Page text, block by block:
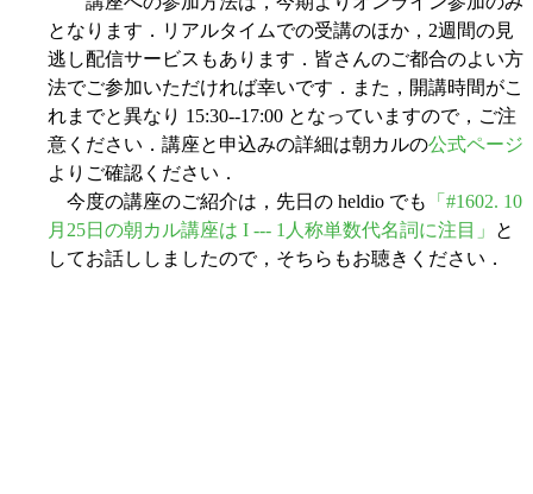
となります．リアルタイムでの受講のほか，2週間の見
逃し配信サービスもあります．皆さんのご都合のよい方
法でご参加いただければ幸いです．また，開講時間がこ
れまでと異なり 15:30--17:00 となっていますので，ご注
意ください．講座と申込みの詳細は朝カルの公式ページ
よりご確認ください．
今度の講座のご紹介は，先日の heldio でも
「#1602. 10
月25日の朝カル講座は I --- 1人称単数代名詞に注目」
と
してお話ししましたので，そちらもお聴きください．